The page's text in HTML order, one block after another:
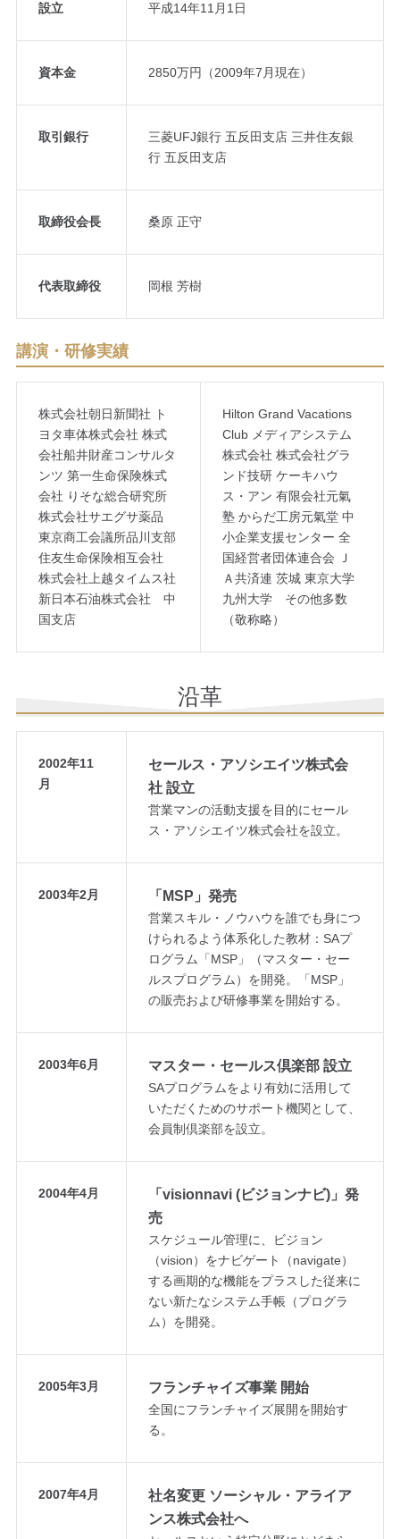
設立 平成14年11月1日
資本金 2850万円（2009年7月現在）
取引銀行
三菱UFJ銀行 五反田支店 三井住友銀
行 五反田支店
取締役会長 桑原 正守
代表取締役 岡根 芳樹
講演・研修実績
株式会社朝日新聞社 ト
ヨタ車体株式会社 株式
会社船井財産コンサルタ
ンツ 第一生命保険株式
会社 りそな総合研究所
株式会社サエグサ薬品
東京商工会議所品川支部
住友生命保険相互会社
株式会社上越タイムス社
新日本石油株式会社 中
国支店
Hilton Grand Vacations
Club メディアシステム
株式会社 株式会社グラ
ンド技研 ケーキハウ
ス・アン 有限会社元氣
塾 からだ工房元氣堂 中
小企業支援センター 全
国経営者団体連合会 Ｊ
Ａ共済連 茨城 東京大学
九州大学 その他多数
（敬称略）
沿革
2002年11
月
セールス・アソシエイツ株式会
社 設立
営業マンの活動支援を目的にセール
ス・アソシエイツ株式会社を設立。
2003年2月 「MSP」発売
営業スキル・ノウハウを誰でも身につ
けられるよう体系化した教材：SAプ
ログラム「MSP」（マスター・セー
ルスプログラム）を開発。「MSP」
の販売および研修事業を開始する。
2003年6月 マスター・セールス倶楽部 設立
SAプログラムをより有効に活用して
いただくためのサポート機関として、
会員制倶楽部を設立。
2004年4月
「visionnavi (ビジョンナビ)」発
売
スケジュール管理に、ビジョン
（vision）をナビゲート（navigate）
する画期的な機能をプラスした従来に
ない新たなシステム手帳（プログラ
ム）を開発。
2005年3月 フランチャイズ事業 開始
全国にフランチャイズ展開を開始す
る。
2007年4月
社名変更 ソーシャル・アライア
ンス株式会社へ